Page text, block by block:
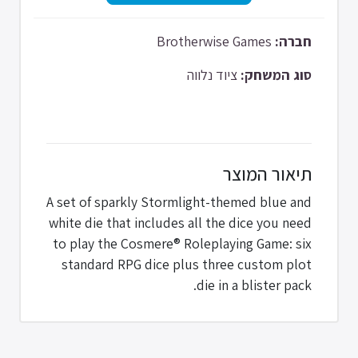
חברה:
סוג המשחק: ציוד נלווה
תיאור המוצר
A set of sparkly Stormlight-themed blue and
white die that includes all the dice you need
to play the Cosmere® Roleplaying Game: six
standard RPG dice plus three custom plot
die in a blister pack.